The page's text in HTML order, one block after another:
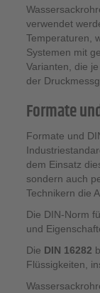
verwendet
Temperaturen,
Systemen mit
Varianten, die
der
Formate
Formate und
dem Einsatz
sondern auch
Technikern die
Die DIN-Norm
und
Die DIN 16282
Flüssigkeiten,